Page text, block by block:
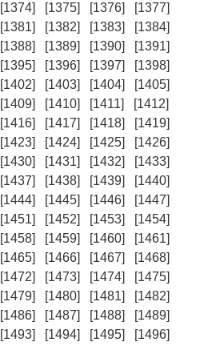
[1374] [1375] [1376]
[1377]
[1381] [1382] [1383]
[1384]
[1388] [1389] [1390]
[1391]
[1395] [1396] [1397]
[1398]
[1402] [1403] [1404]
[1405]
[1409] [1410] [1411]
[1412]
[1416] [1417] [1418]
[1419]
[1423] [1424] [1425]
[1426]
[1430] [1431] [1432]
[1433]
[1437] [1438] [1439]
[1440]
[1444] [1445] [1446]
[1447]
[1451] [1452] [1453]
[1454]
[1458] [1459] [1460]
[1461]
[1465] [1466] [1467]
[1468]
[1472] [1473] [1474]
[1475]
[1479] [1480] [1481]
[1482]
[1486] [1487] [1488]
[1489]
[1493] [1494] [1495]
[1496]